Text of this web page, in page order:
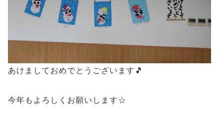
あけましておめでとうございます🎵
今年もよろしくお願いします☆